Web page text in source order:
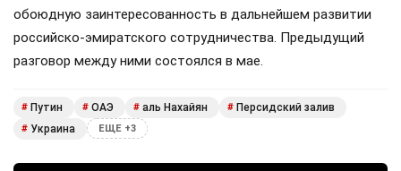
обоюдную заинтересованность в дальнейшем развитии
российско-эмиратского сотрудничества. Предыдущий
разговор между ними состоялся в мае.
# Путин # ОАЭ # аль Нахайян # Персидский залив
# Украина ЕЩЕ +3